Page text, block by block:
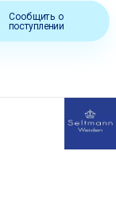
Сообщить о
поступлении